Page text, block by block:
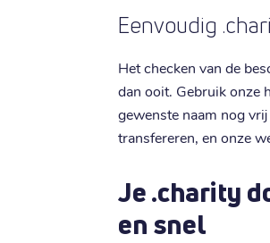
Eenvoudig
Het checken van de
dan ooit. Gebruik onze
gewenste naam nog
transfereren, en onze
Je .charity
en snel